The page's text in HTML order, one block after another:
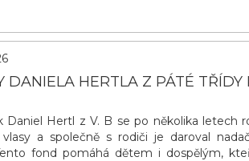
prostředí naší školy. Třídění má smysl
D
DANIELA HERTLA Z PÁTÉ
Daniel Hertl z V. B se po několika letech
vlasy a společně s rodiči je daroval
fond pomáhá dětem i dospělým,